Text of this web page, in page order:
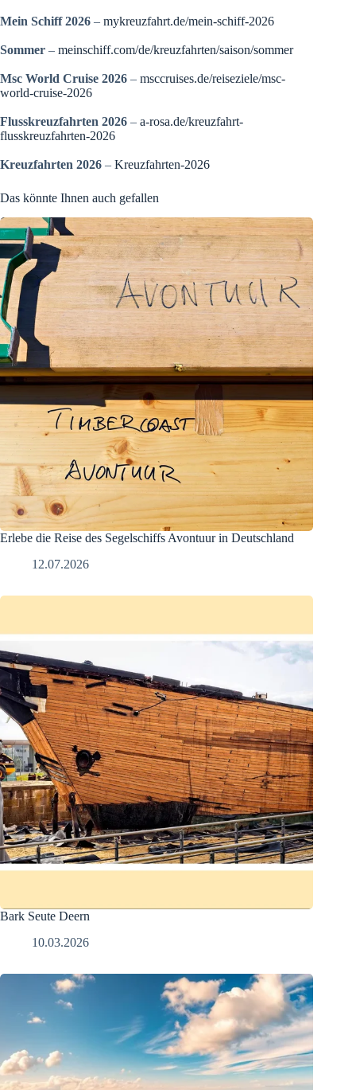
Mein Schiff 2026 – mykreuzfahrt.de/mein-schiff-2026
Sommer – meinschiff.com/de/kreuzfahrten/saison/sommer
Msc World Cruise 2026 – msccruises.de/reiseziele/msc-
world-cruise-2026
Flusskreuzfahrten 2026 – a-rosa.de/kreuzfahrt-
flusskreuzfahrten-2026
Kreuzfahrten 2026 – Kreuzfahrten-2026
Das könnte Ihnen auch gefallen
Erlebe die Reise des Segelschiffs Avontuur in Deutschland
12.07.2026
Bark Seute Deern
10.03.2026